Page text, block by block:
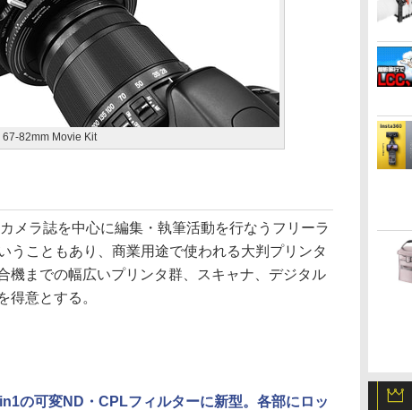
82mm Movie Kit
メラ誌を中心に編集・執筆活動を行なうフリーラ
うこともあり、商業用途で使われる大判プリンタ
機までの幅広いプリンタ群、スキャナ、デジタル
得意とする。
の可変ND・CPLフィルターに新型。各部にロッ